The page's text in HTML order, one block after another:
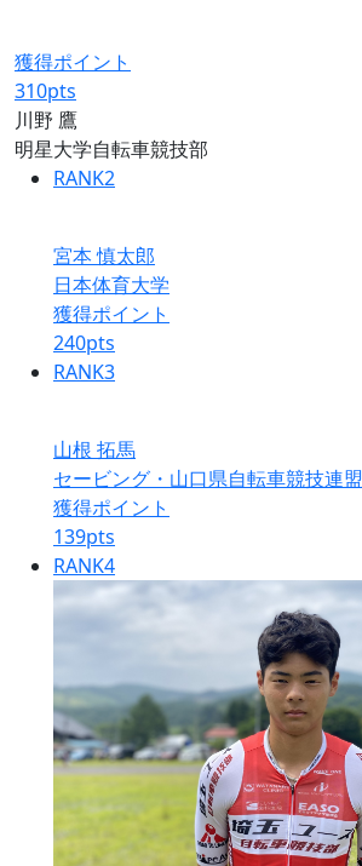
獲得ポイント
310pts
川野 鷹
明星大学自転車競技部
RANK2
宮本 慎太郎
日本体育大学
獲得ポイント
240pts
RANK3
山根 拓馬
セービング・山口県自転車競技連盟
獲得ポイント
139pts
RANK4